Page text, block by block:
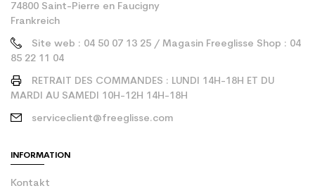
74800 Saint-Pierre en Faucigny
Frankreich
Site web : 04 50 07 13 25 / Magasin Freeglisse Shop : 04
85 22 11 04
RETRAIT DES COMMANDES : LUNDI 14H-18H ET DU
MARDI AU SAMEDI 10H-12H 14H-18H
serviceclient@freeglisse.com
INFORMATION
Kontakt